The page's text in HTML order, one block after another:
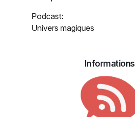
Podcast:
Univers magiques
Informations